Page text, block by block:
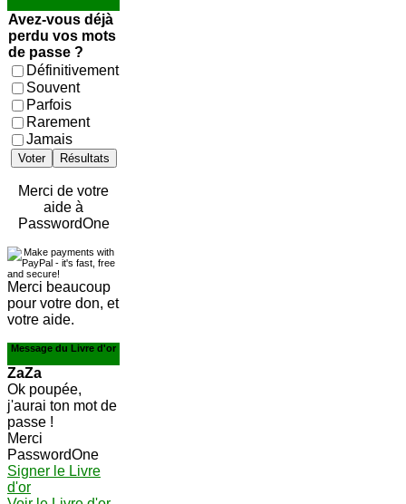
Avez-vous déjà
perdu vos mots
de passe ?
Définitivement
Souvent
Parfois
Rarement
Jamais
Voter Résultats
Merci de votre
aide à
PasswordOne
Merci beaucoup
pour votre don, et
votre aide.
Message du Livre d'or
ZaZa
Ok poupée,
j'aurai ton mot de
passe !
Merci
PasswordOne
Signer le Livre
d'or